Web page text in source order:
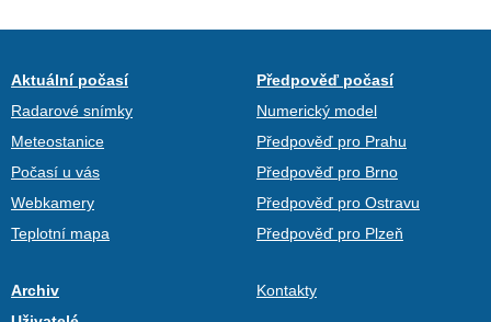
Aktuální počasí
Radarové snímky
Meteostanice
Počasí u vás
Webkamery
Teplotní mapa
Předpověď počasí
Numerický model
Předpověď pro Prahu
Předpověď pro Brno
Předpověď pro Ostravu
Předpověď pro Plzeň
Archiv
Kontakty